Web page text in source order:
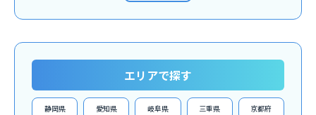
エリアで探す
静岡県 愛知県 岐阜県 三重県 京都府